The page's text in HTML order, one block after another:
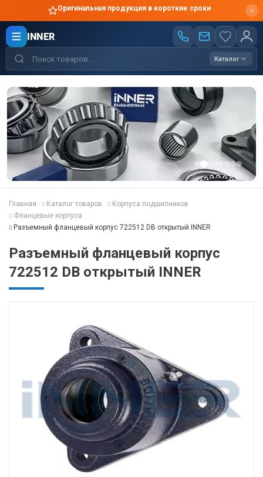
Оригинальная продукция в короткие сроки
INNER
Каталог
Главная Каталог товаров
Корпуса подшипников
Фланцевые корпуса
Разъемный фланцевый корпус 722512 DB открытый INNER
Разъемный фланцевый корпус
722512 DB открытый INNER